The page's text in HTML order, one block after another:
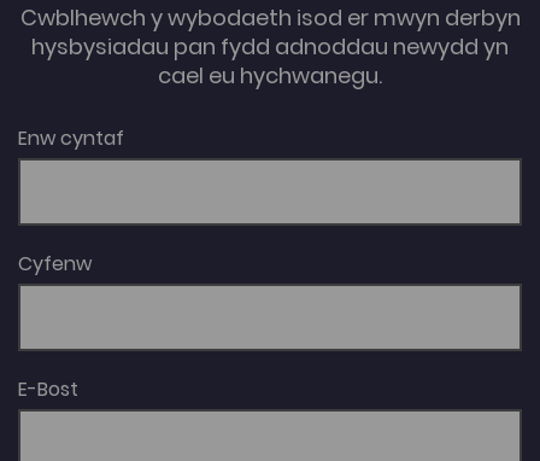
Cwblhewch y wybodaeth isod er mwyn derbyn
hysbysiadau pan fydd adnoddau newydd yn
cael eu hychwanegu.
Enw cyntaf
Cyfenw
E-Bost